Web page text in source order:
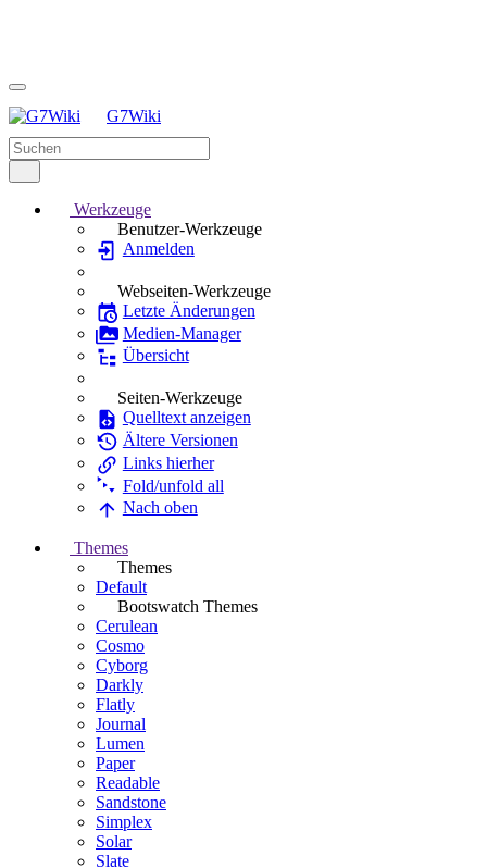
G7Wiki
Werkzeuge
Benutzer-Werkzeuge
Anmelden
Webseiten-Werkzeuge
Letzte Änderungen
Medien-Manager
Übersicht
Seiten-Werkzeuge
Quelltext anzeigen
Ältere Versionen
Links hierher
Fold/unfold all
Nach oben
Themes
Themes
Default
Bootswatch Themes
Cerulean
Cosmo
Cyborg
Darkly
Flatly
Journal
Lumen
Paper
Readable
Sandstone
Simplex
Solar
Slate